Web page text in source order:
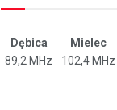
Dębica Mielec
89,2 MHz
102,4 MHz